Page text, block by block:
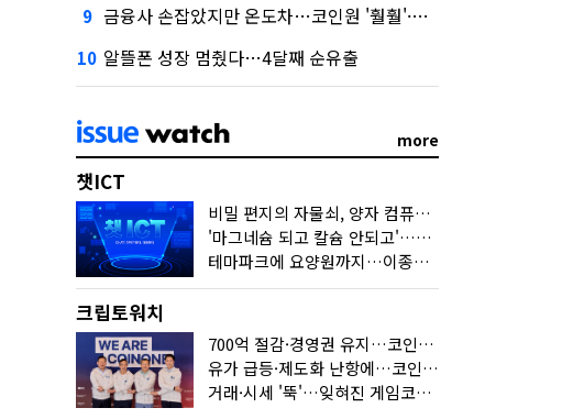
9 금융사 손잡았지만 온도차…코인원 '훨훨'·코빗 '잠잠'
10 알뜰폰 성장 멈췄다…4달째 순유출
more
챗ICT
비밀 편지의 자물쇠, 양자 컴퓨터가 연다
'마그네슘 되고 칼슘 안되고'…다음 'AI 요약' 갈 길은
테마파크에 요양원까지…이종사업 눈독 들이는 게임사
크립토워치
700억 절감·경영권 유지…코인원의 '영리한 딜'
유가 급등·제도화 난항에…코인 또 '멈칫'
거래·시세 '뚝'…잊혀진 게임코인들